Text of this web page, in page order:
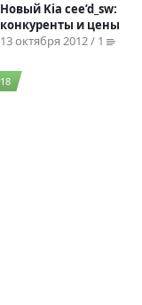
Новый Kia cee’d_sw:
конкуренты и цены
13 октября 2012 / 1
18